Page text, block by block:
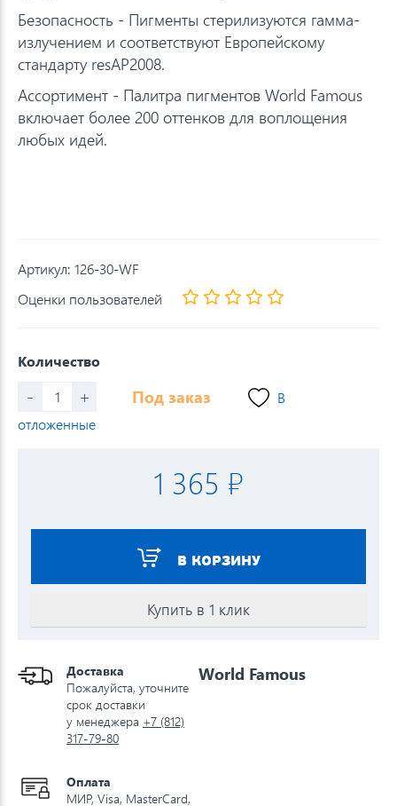
Безопасность - Пигменты стерилизуются гамма-
излучением и соответствуют Европейскому
стандарту resAP2008.
Ассортимент - Палитра пигментов World Famous
включает более 200 оттенков для воплощения
любых идей.
Артикул: 126-30-WF
Оценки пользователей
Количество
- + Под заказ
В
отложенные
1 365 ₽
В КОРЗИНУ
Купить в 1 клик
Доставка
Пожалуйста, уточните
срок доставки
у менеджера +7 (812)
317-79-80
Оплата
МИР, Visa, MasterCard,
World Famous